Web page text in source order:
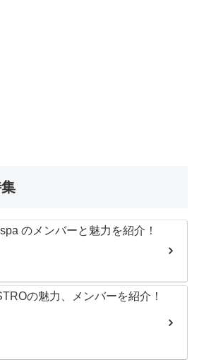
のメンバーと魅力を紹介！
の魅力、メンバーを紹介！